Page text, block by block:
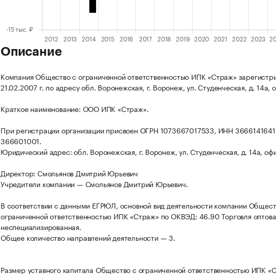
Описание
Компания Общество с ограниченной ответственностью ИПК «Страж»
21.02.2007 г. по адресу обл. Воронежская, г. Воронеж, ул. Студенческая, д. 14а,
Краткое наименование: ООО ИПК «Страж».
При регистрации организации присвоен ОГРН 1073667017533, ИНН
366601001.
Юридический адрес: обл. Воронежская, г. Воронеж, ул. Студенческая, д. 14а,
Директор: Смольянов Дмитрий Юрьевич
Учредители компании — Смольянов Дмитрий Юрьевич.
В соответствии с данными ЕГРЮЛ, основной вид деятельности компании
ограниченной ответственностью ИПК «Страж» по ОКВЭД: 46.90 Торговля
неспециализированная.
Общее количество направлений деятельности — 3.
Размер уставного капитала Общество с ограниченной ответственностью ИПК